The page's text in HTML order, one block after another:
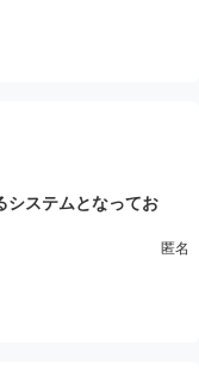
。
システムとなってお
し不透明に感じられま匿名